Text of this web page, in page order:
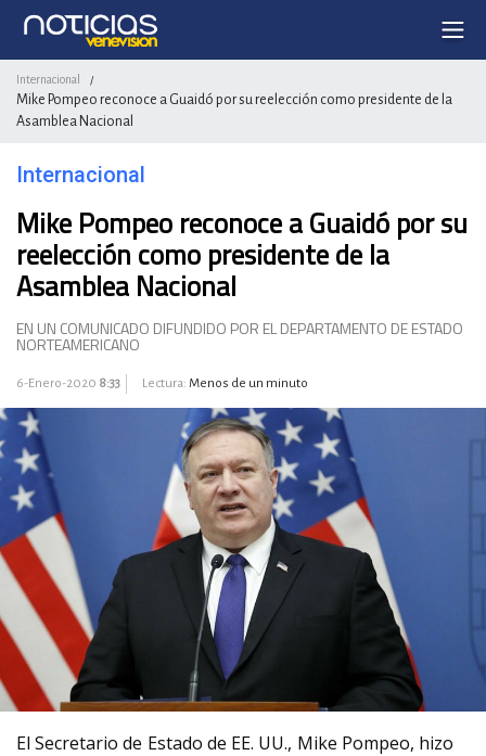
Internacional /
Mike Pompeo reconoce a Guaidó por su reelección como presidente de la
Asamblea Nacional
Internacional
Mike Pompeo reconoce a Guaidó por su
reelección como presidente de la
Asamblea Nacional
EN UN COMUNICADO DIFUNDIDO POR EL DEPARTAMENTO DE ESTADO
NORTEAMERICANO
6-Enero-2020 8:33 Lectura: Menos de un minuto
El Secretario de Estado de EE. UU., Mike Pompeo, hizo